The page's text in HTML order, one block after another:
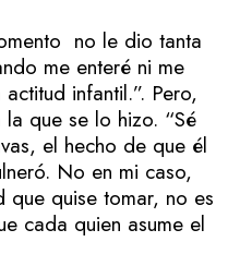
no le dio tanta
me enteré ni me
infantil.”. Pero,
que se lo hizo. “Sé
el hecho de que él
No en mi caso,
que quise tomar, no es
cada quien asume el